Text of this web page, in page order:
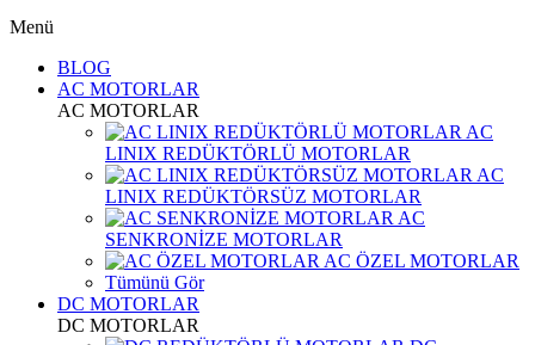
Menü
BLOG
AC MOTORLAR
AC MOTORLAR
AC
LINIX REDÜKTÖRLÜ MOTORLAR
AC
LINIX REDÜKTÖRSÜZ MOTORLAR
AC
SENKRONİZE MOTORLAR
AC ÖZEL MOTORLAR
Tümünü Gör
DC MOTORLAR
DC MOTORLAR